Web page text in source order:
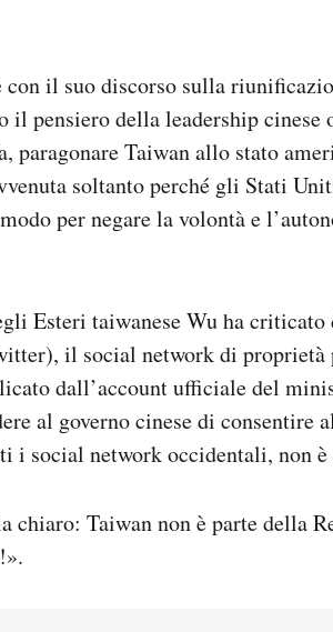
il suo discorso sulla
il pensiero della leadership cinese
paragonare Taiwan allo stato
soltanto perché gli Stati
per negare la volontà e
Esteri taiwanese Wu ha criticato
il social network di
dall’account ufficiale del
al governo cinese di consentire
i social network occidentali, non è
chiaro: Taiwan non è parte della